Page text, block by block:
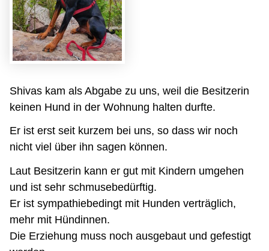
Shivas kam als Abgabe zu uns, weil die Besitzerin
keinen Hund in der Wohnung halten durfte.
Er ist erst seit kurzem bei uns, so dass wir noch
nicht viel über ihn sagen können.
Laut Besitzerin kann er gut mit Kindern umgehen
und ist sehr schmusebedürftig.
Er ist sympathiebedingt mit Hunden verträglich,
mehr mit Hündinnen.
Die Erziehung muss noch ausgebaut und gefestigt